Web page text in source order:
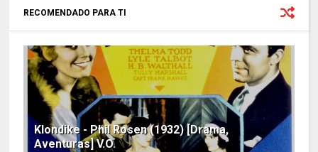
RECOMENDADO PARA TI
Klondike - Phil Rosen (1932) [Drama,
Aventuras] V.O.